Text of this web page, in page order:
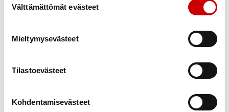
Välttämättömät evästeet
Mieltymysevästeet
Tilastoevästeet
Kohdentamisevästeet
Tapahtuman järjestävät yhteistyössä Lounais-
Sydänyhdistys ry, Turun Latu ry ja Varsinais-Suomen